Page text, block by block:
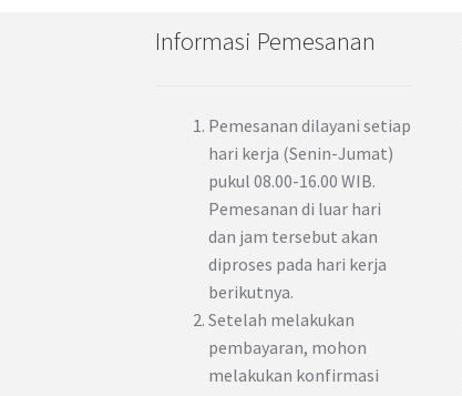
Informasi Pemesanan
Pemesanan dilayani setiap
hari kerja (Senin-Jumat)
pukul 08.00-16.00 WIB.
Pemesanan di luar hari
dan jam tersebut akan
diproses pada hari kerja
berikutnya.
Setelah melakukan
pembayaran, mohon
melakukan konfirmasi